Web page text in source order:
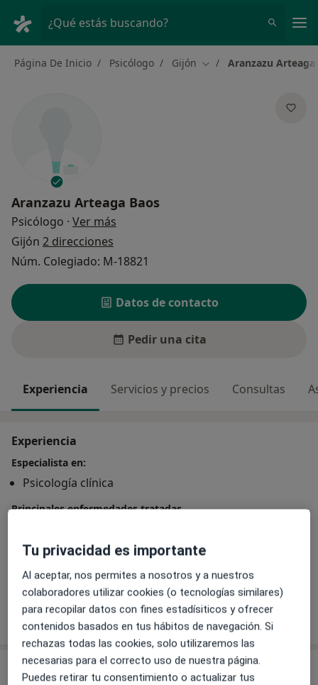
¿Qué estás buscando?
Página De Inicio Psicólogo Gijón Cambiar de ciudad
Aranzazu Arteaga
Aranzazu Arteaga Baos
Psicólogo · Ver más
Gijón 2 direcciones
Núm. Colegiado: M-18821
Datos de contacto
Pedir una cita
Experiencia Servicios y precios Consultas
Experiencia
Especialista en:
Psicología clínica
Principales enfermedades tratadas
Depresión neurótica (distimia)
Trastorno de ansiedad
Mostrar más detalles
sobre la experiencia
Servicios y precios
Tu privacidad es importante
Al aceptar, nos permites a nosotros y a nuestros
colaboradores utilizar cookies (o tecnologías similares)
para recopilar datos con fines estadísiticos y ofrecer
contenidos basados en tus hábitos de navegación. Si
rechazas todas las cookies, solo utilizaremos las
necesarias para el correcto uso de nuestra página.
Puedes retirar tu consentimiento o actualizar tus